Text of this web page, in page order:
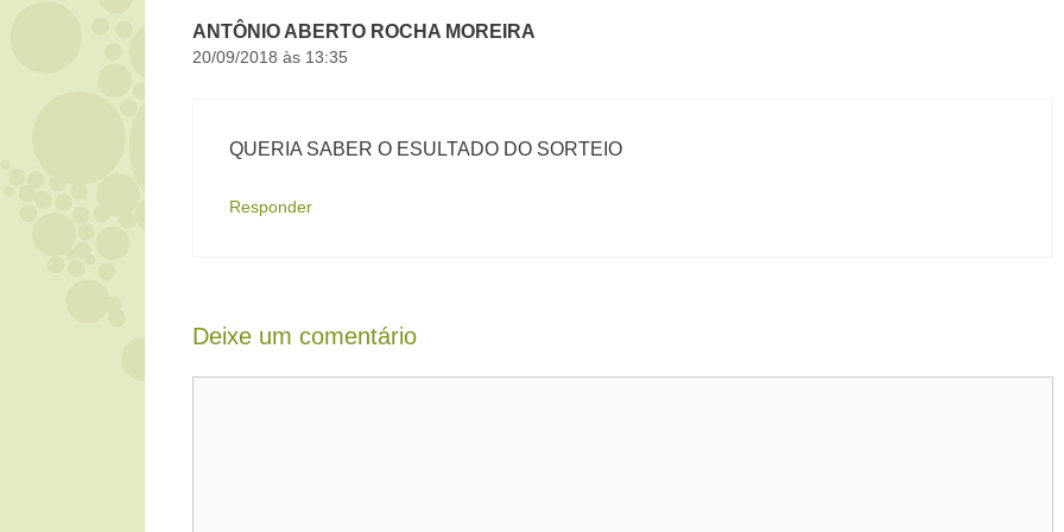
ANTÔNIO ABERTO ROCHA MOREIRA
20/09/2018 às 13:35
QUERIA SABER O ESULTADO DO SORTEIO
Responder
Deixe um comentário